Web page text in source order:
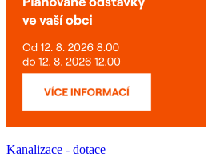
Kanalizace - dotace